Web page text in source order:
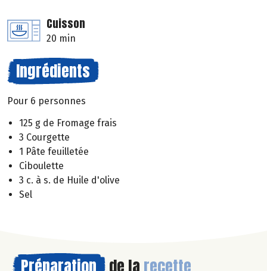
Cuisson
20 min
Ingrédients
Pour 6 personnes
125 g de Fromage frais
3 Courgette
1 Pâte feuilletée
Ciboulette
3 c. à s. de Huile d'olive
Sel
Préparation de la recette